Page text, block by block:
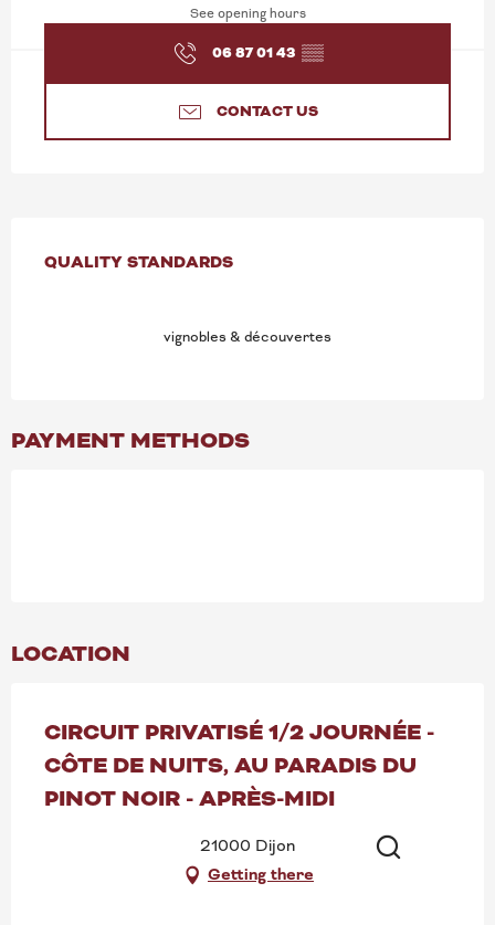
See opening hours
06 87 01 43 ▒▒
CONTACT US
SERVICES OFFERED
QUALITY STANDARDS
QUALITY STANDARDS
vignobles & découvertes
PAYMENT METHODS
LOCATION
CIRCUIT PRIVATISÉ 1/2 JOURNÉE -
CÔTE DE NUITS, AU PARADIS DU
PINOT NOIR - APRÈS-MIDI
21000 Dijon
Getting there